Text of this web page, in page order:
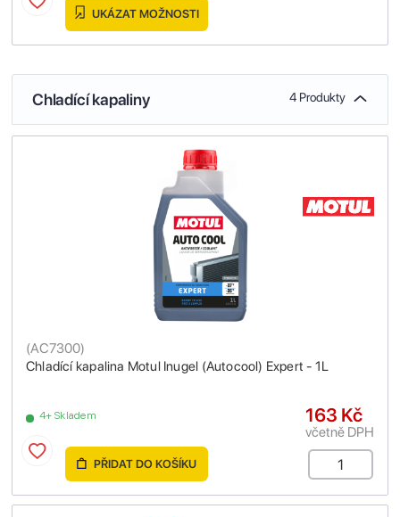
UKÁZAT MOŽNOSTI
Chladící kapaliny 4 Produkty
Chladící kapalina Motul Inugel (Autocool) Expert - 1L
(AC7300)
4+ Skladem 163 Kč
včetně DPH
PŘIDAT DO KOŠÍKU